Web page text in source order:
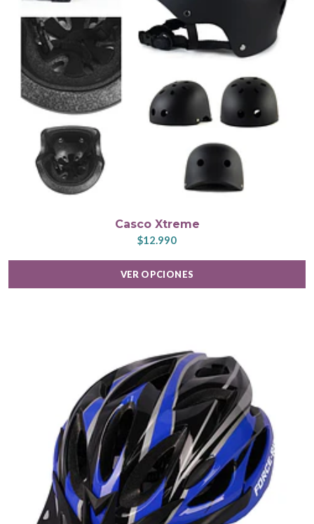
Casco Xtreme
$12.990
VER OPCIONES